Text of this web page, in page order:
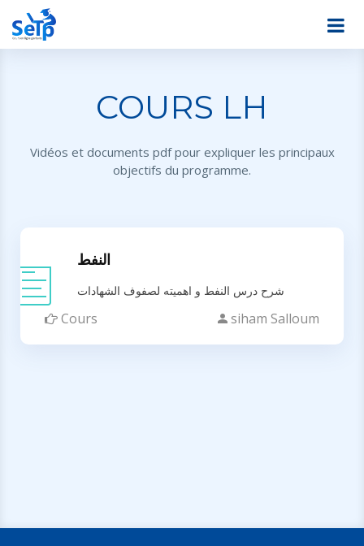
COURS LH
Vidéos et documents pdf pour expliquer les principaux
objectifs du programme.
النفط
شرح درس النفط و اهميته لصفوف الشهادات
Cours siham Salloum